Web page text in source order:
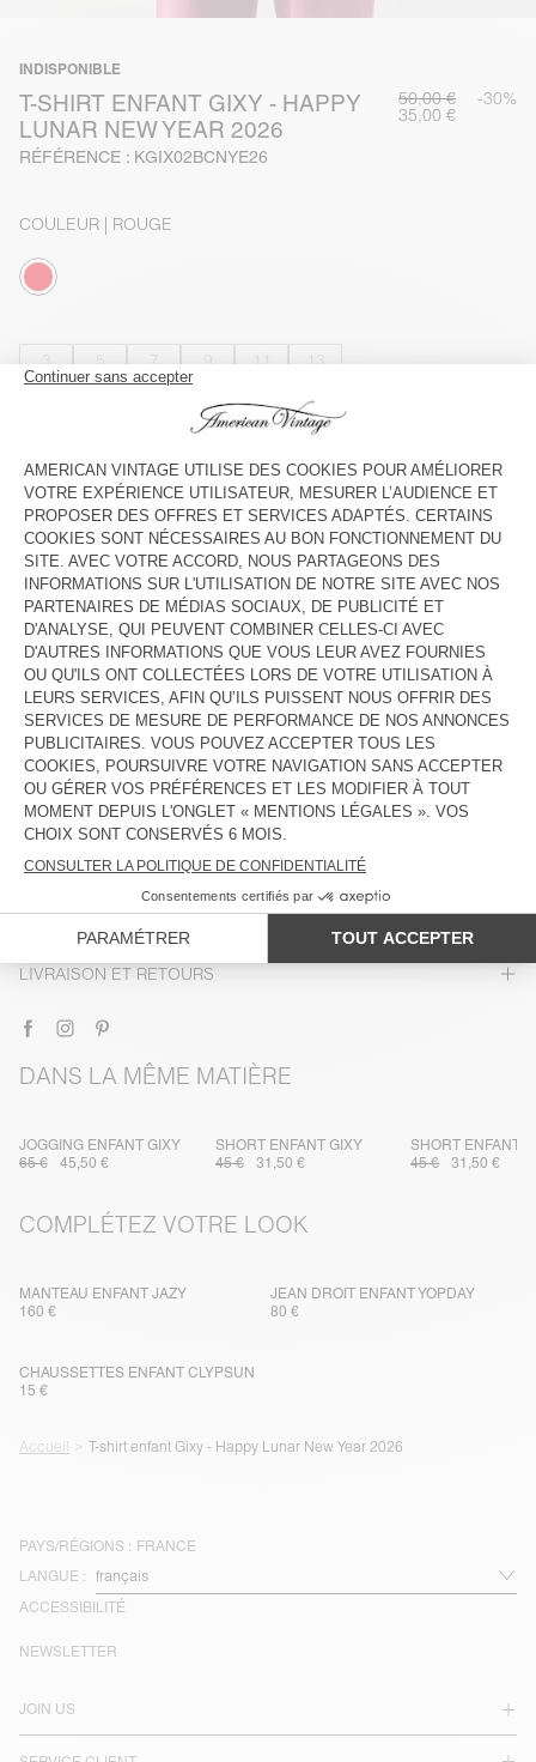
INDISPONIBLE
T-SHIRT ENFANT GIXY - HAPPY
LUNAR NEW YEAR 2026
RÉFÉRENCE : KGIX02BCNYE26
50,00 € -30%
35,00 €
COULEUR | ROUGE
3 5 7 9 11 13
INDISPONIBLE
VOIR LA DISPONIBILITE EN MAGASIN
VOIR LE LOOK
DESCRIPTION
TAILLE ET COUPE
COMPOSITION
TRAÇABILITÉ
LIVRAISON ET RETOURS
DANS LA MÊME MATIÈRE
JOGGING ENFANT GIXY
65 €
45,50 €
SHORT ENFANT GIXY
45 €
31,50 €
SHORT ENFANT
45 €
31,50 €
COMPLÉTEZ VOTRE LOOK
MANTEAU ENFANT JAZY
160 €
JEAN DROIT ENFANT YOPDAY
80 €
CHAUSSETTES ENFANT CLYPSUN
15 €
Accueil T-shirt enfant Gixy - Happy Lunar New Year 2026
PAYS/RÉGIONS : FRANCE
LANGUE :
ACCESSIBILITÉ
JOIN US
NEWSLETTER